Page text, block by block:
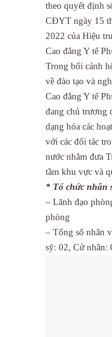
theo quyết định
CĐYT ngày 15
2022 của Hiệu
Cao đẳng Y tế
Trong bối cảnh
về đào tạo và
Cao đẳng Y tế
đang chủ trương
dạng hóa các
với các đối tác
nước nhằm đưa
tầm khu vực và
* Tổ chức nhân
– Lãnh đạo
phòng
– Tổng số nhân
sỹ: 02, Cử nhân: